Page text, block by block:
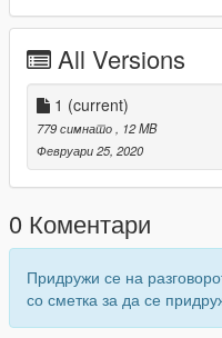
All Versions
1 (current)
779 симнато
, 12 MB
Февруари 25, 2020
0 Коментари
Придружи се на
со сметка за да се